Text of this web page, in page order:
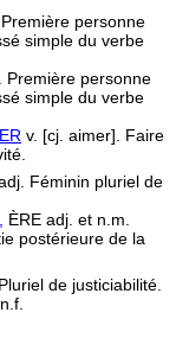
personne
simple du verbe
Première personne
simple du verbe
v. [cj. aimer]. Faire
Féminin pluriel de
ÈRE adj. et n.m.
postérieure de la
de justiciabilité.
n.f.